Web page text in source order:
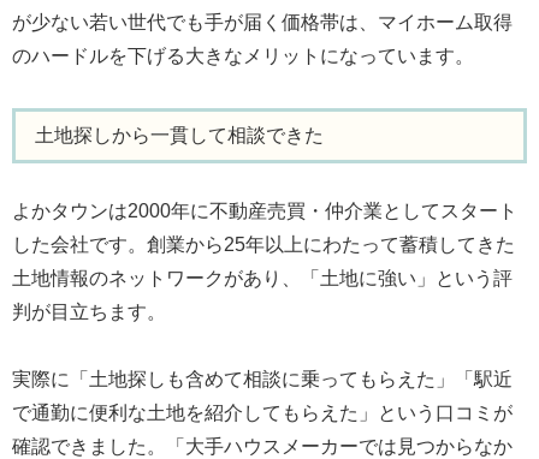
が少ない若い世代でも手が届く価格帯は、マイホーム取得
のハードルを下げる大きなメリットになっています。
土地探しから一貫して相談できた
よかタウンは2000年に不動産売買・仲介業としてスタート
した会社です。創業から25年以上にわたって蓄積してきた
土地情報のネットワークがあり、「土地に強い」という評
判が目立ちます。
実際に「土地探しも含めて相談に乗ってもらえた」「駅近
で通勤に便利な土地を紹介してもらえた」という口コミが
確認できました。「大手ハウスメーカーでは見つからなか